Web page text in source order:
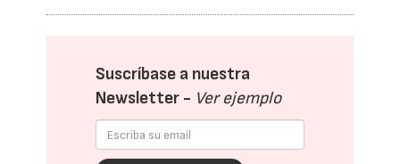
Suscríbase a nuestra
Newsletter - Ver ejemplo